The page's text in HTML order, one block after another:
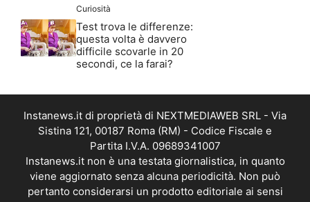
Curiosità
Test trova le differenze:
questa volta è davvero
difficile scovarle in 20
secondi, ce la farai?
Instanews.it di proprietà di NEXTMEDIAWEB SRL - Via
Sistina 121, 00187 Roma (RM) - Codice Fiscale e
Partita I.V.A. 09689341007
Instanews.it non è una testata giornalistica, in quanto
viene aggiornato senza alcuna periodicità. Non può
pertanto considerarsi un prodotto editoriale ai sensi